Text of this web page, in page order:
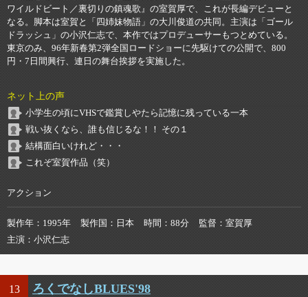
ワイルドビート／裏切りの鎮魂歌』の室賀厚で、これが長編デビューと
なる。脚本は室賀と「四姉妹物語」の大川俊道の共同。主演は「ゴール
ドラッシュ」の小沢仁志で、本作ではプロデューサーもつとめている。
東京のみ、96年新春第2弾全国ロードショーに先駆けての公開で、800
円・7日間興行、連日の舞台挨拶を実施した。
ネット上の声
小学生の頃にVHSで鑑賞しやたら記憶に残っている一本
戦い抜くなら、誰も信じるな！！ その１
結構面白いけれど・・・
これぞ室賀作品（笑）
アクション
製作年 1995年 製作国 日本 時間 88分 監督
室賀厚
主演
小沢仁志
13 ろくでなしBLUES'98